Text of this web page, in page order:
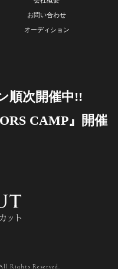
お問い合わせ
オーディション
順次開催中!!
CAMP』開催
Rights Reserved.